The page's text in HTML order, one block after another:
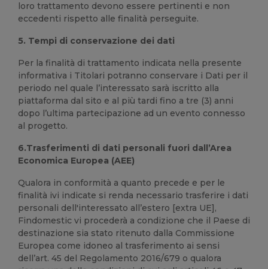
loro trattamento devono essere pertinenti e non
eccedenti rispetto alle finalità perseguite.
5. Tempi di conservazione dei dati
Per la finalità di trattamento indicata nella presente
informativa i Titolari potranno conservare i Dati per il
periodo nel quale l’interessato sarà iscritto alla
piattaforma dal sito e al più tardi fino a tre (3) anni
dopo l’ultima partecipazione ad un evento connesso
al progetto.
6.Trasferimenti di dati personali fuori dall’Area
Economica Europea (AEE)
Qualora in conformità a quanto precede e per le
finalità ivi indicate si renda necessario trasferire i dati
personali dell'interessato all’estero [extra UE],
Findomestic vi procederà a condizione che il Paese di
destinazione sia stato ritenuto dalla Commissione
Europea come idoneo al trasferimento ai sensi
dell’art. 45 del Regolamento 2016/679 o qualora